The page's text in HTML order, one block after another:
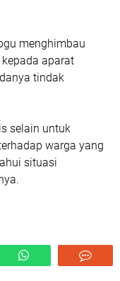
menghimbau
aparat
tindak
selain untuk
warga yang
situasi